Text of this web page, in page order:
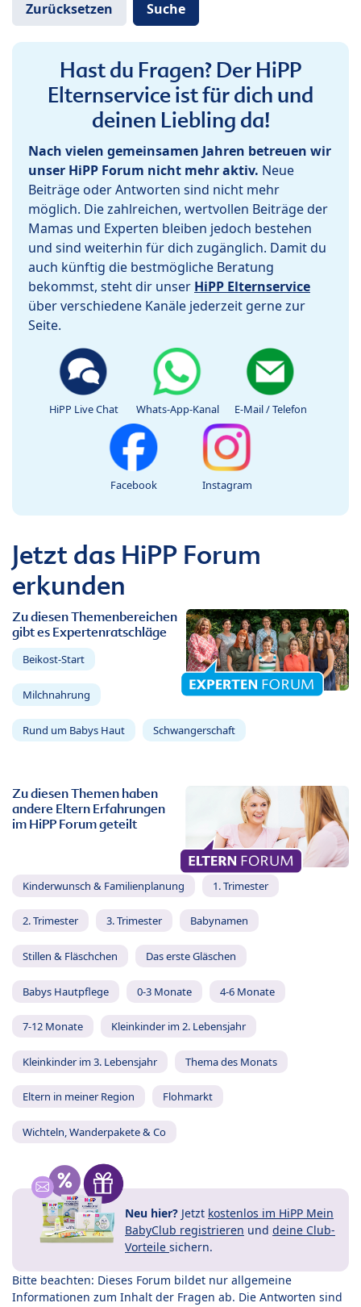
Hast du Fragen? Der HiPP
Elternservice ist für dich und
deinen Liebling da!
Nach vielen gemeinsamen Jahren betreuen wir
unser HiPP Forum nicht mehr aktiv. Neue
Beiträge oder Antworten sind nicht mehr
möglich. Die zahlreichen, wertvollen Beiträge der
Mamas und Experten bleiben jedoch bestehen
und sind weiterhin für dich zugänglich. Damit du
auch künftig die bestmögliche Beratung
bekommst, steht dir unser HiPP Elternservice
über verschiedene Kanäle jederzeit gerne zur
Seite.
HiPP Live Chat Whats-App-Kanal E-Mail / Telefon
Facebook Instagram
Jetzt das HiPP Forum
erkunden
Zu diesen Themenbereichen
gibt es Expertenratschläge
Beikost-Start
Milchnahrung
Rund um Babys Haut Schwangerschaft
Zu diesen Themen haben
andere Eltern Erfahrungen
im HiPP Forum geteilt
Kinderwunsch & Familienplanung 1. Trimester
2. Trimester 3. Trimester Babynamen
Stillen & Fläschchen Das erste Gläschen
Babys Hautpflege 0-3 Monate 4-6 Monate
7-12 Monate Kleinkinder im 2. Lebensjahr
Kleinkinder im 3. Lebensjahr Thema des Monats
Eltern in meiner Region Flohmarkt
Wichteln, Wanderpakete & Co
Neu hier? Jetzt kostenlos im HiPP Mein
BabyClub registrieren und deine Club-
Vorteile sichern.
Bitte beachten: Dieses Forum bildet nur allgemeine
Informationen zum Inhalt der Fragen ab. Die Antworten sind